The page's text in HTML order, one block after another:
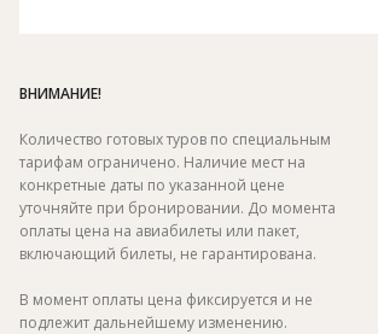
ВНИМАНИЕ!
Количество готовых туров по специальным
тарифам ограничено. Наличие мест на
конкретные даты по указанной цене
уточняйте при бронировании. До момента
оплаты цена на авиабилеты или пакет,
включающий билеты, не гарантирована.
В момент оплаты цена фиксируется и не
подлежит дальнейшему изменению.